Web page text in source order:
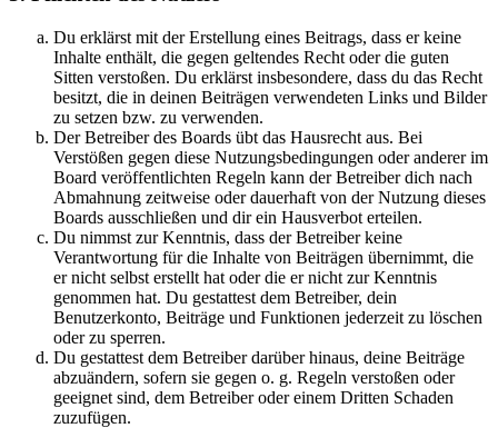
Du erklärst mit der Erstellung eines Beitrags, dass er keine
Inhalte enthält, die gegen geltendes Recht oder die guten
Sitten verstoßen. Du erklärst insbesondere, dass du das Recht
besitzt, die in deinen Beiträgen verwendeten Links und Bilder
zu setzen bzw. zu verwenden.
Der Betreiber des Boards übt das Hausrecht aus. Bei
Verstößen gegen diese Nutzungsbedingungen oder anderer im
Board veröffentlichten Regeln kann der Betreiber dich nach
Abmahnung zeitweise oder dauerhaft von der Nutzung dieses
Boards ausschließen und dir ein Hausverbot erteilen.
Du nimmst zur Kenntnis, dass der Betreiber keine
Verantwortung für die Inhalte von Beiträgen übernimmt, die
er nicht selbst erstellt hat oder die er nicht zur Kenntnis
genommen hat. Du gestattest dem Betreiber, dein
Benutzerkonto, Beiträge und Funktionen jederzeit zu löschen
oder zu sperren.
Du gestattest dem Betreiber darüber hinaus, deine Beiträge
abzuändern, sofern sie gegen o. g. Regeln verstoßen oder
geeignet sind, dem Betreiber oder einem Dritten Schaden
zuzufügen.